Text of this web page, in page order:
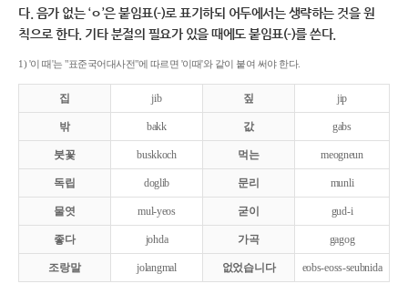
다. 음가 없는 ‘ㅇ’은 붙임표(-)로 표기하되 어두에서는 생략하는 것을 원
칙으로 한다. 기타 분절의 필요가 있을 때에도 붙임표(-)를 쓴다.
1) '이 때'는 "표준국어대사전"에 따르면 '이때'와 같이 붙여 써야 한다.
집 jib 짚 jip
밖 bakk 값 gabs
붓꽃 buskkoch 먹는 meogneun
독립 doglib 문리 munli
물엿 mul-yeos 굳이 gud-i
좋다 johda 가곡 gagog
조랑말 jolangmal 없었습니다 eobs-eoss-seubnida